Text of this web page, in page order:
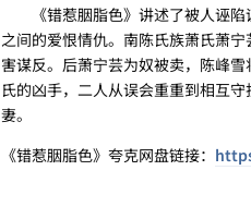
《错惹胭脂色》讲述了被人诬陷
之间的爱恨情仇。南陈氏族萧氏萧
害谋反。后萧宁芸为奴被卖，陈峰
氏的凶手，二人从误会重重到相互
妻。
《错惹胭脂色》夸克网盘链接：